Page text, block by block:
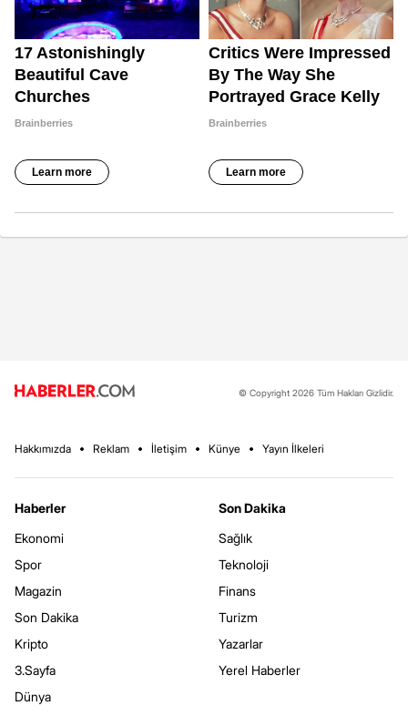
© Copyright 2026 Tüm Hakları Gizlidir.
Hakkımızda Reklam İletişim Künye Yayın İlkeleri
Haberler
Ekonomi
Spor
Magazin
Son Dakika
Kripto
3.Sayfa
Dünya
Son Dakika
Sağlık
Teknoloji
Finans
Turizm
Yazarlar
Yerel Haberler